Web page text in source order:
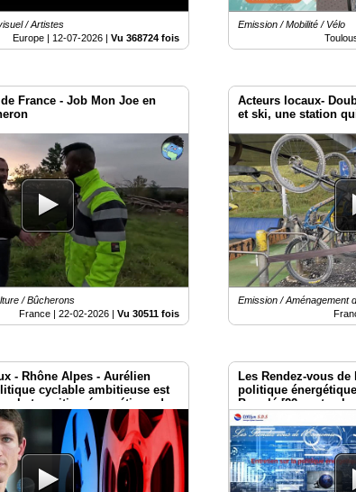
/ Artistes
Europe | 12-07-2026 |Vu 368724 fois
Emission / Mobilité / Vélo
France - Job Mon Joe en
/ Bûcherons
France |22-02-2026 |Vu 30511 fois
Acteurs locaux-
et ski, une station
Emission / Aménagement
- Rhône Alpes - Aurélien
cyclable ambitieuse est
la transition énergétique des
Les Rendez-vous de
politique
Bouglé [22